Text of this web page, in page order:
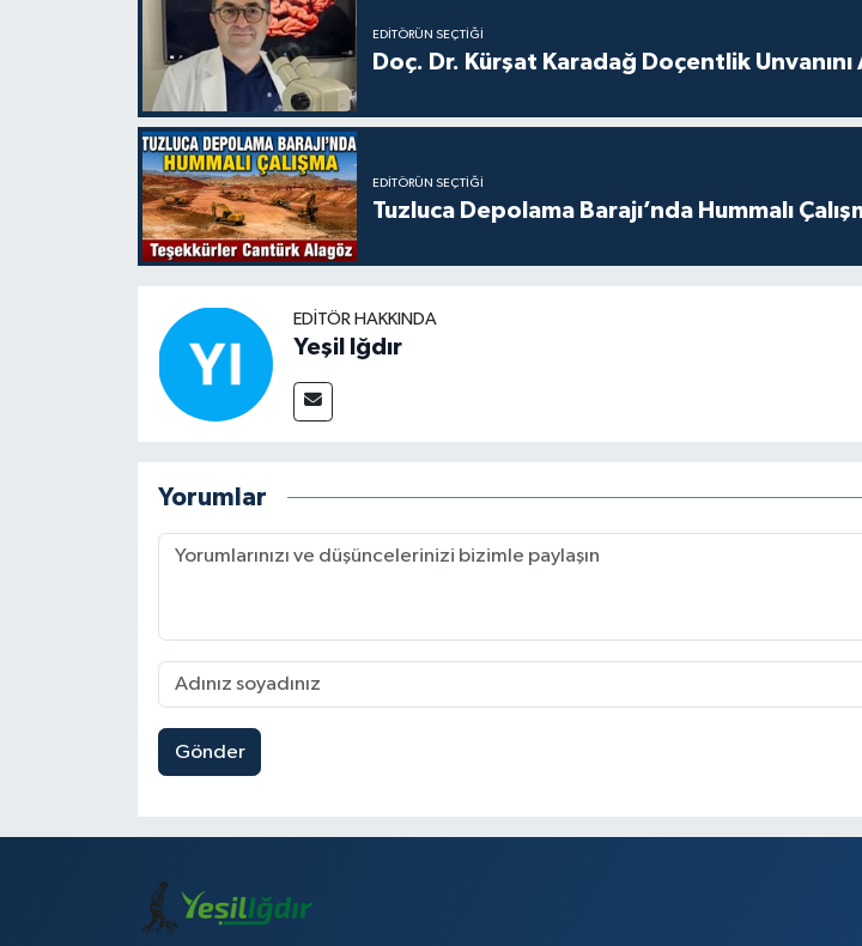
EDITÖRÜN SEÇTIĞI
Doç. Dr. Kürşat Karadağ Doçentlik Unvanını
EDITÖRÜN SEÇTIĞI
Tuzluca Depolama Barajı’nda Hummalı
EDITÖR HAKKINDA
Yeşil Iğdır
Yorumlar
Gönder